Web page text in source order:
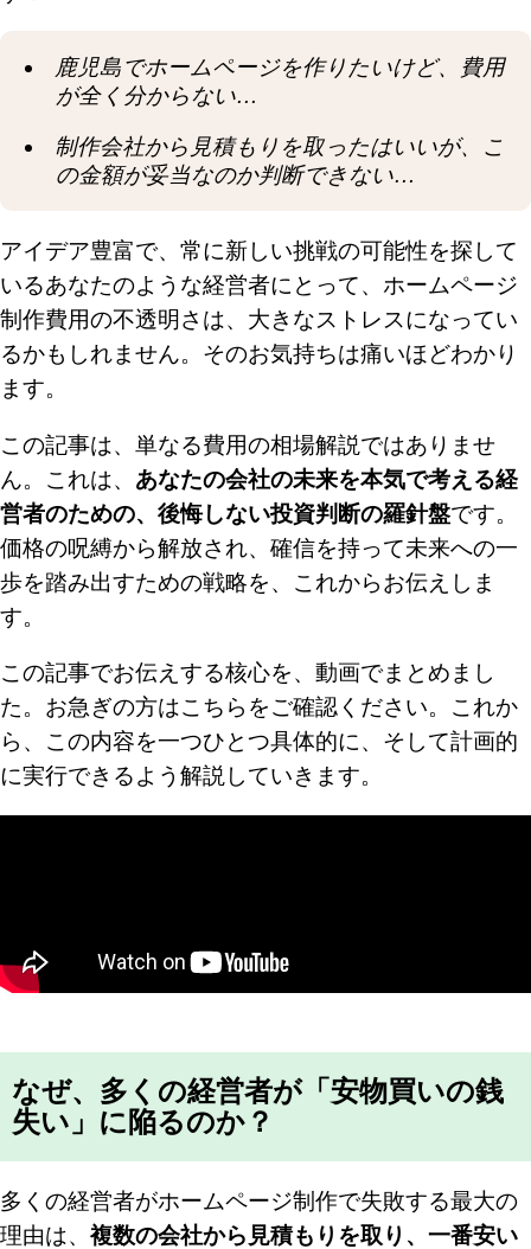
鹿児島でホームページを作りたいけど、費用
が全く分からない…
制作会社から見積もりを取ったはいいが、こ
の金額が妥当なのか判断できない…
アイデア豊富で、常に新しい挑戦の可能性を探して
いるあなたのような経営者にとって、ホームページ
制作費用の不透明さは、大きなストレスになってい
るかもしれません。そのお気持ちは痛いほどわかり
ます。
この記事は、単なる費用の相場解説ではありませ
ん。これは、 あなたの会社の未来を本気で考える経
営者のための、後悔しない投資判断の羅針盤です。
価格の呪縛から解放され、確信を持って未来への一
歩を踏み出すための戦略を、これからお伝えしま
す。
この記事でお伝えする核心を、動画でまとめまし
た。お急ぎの方はこちらをご確認ください。これか
ら、この内容を一つひとつ具体的に、そして計画的
に実行できるよう解説していきます。
なぜ、多くの経営者が「安物買いの銭
失い」に陥るのか？
多くの経営者がホームページ制作で失敗する最大の
理由は、 複数の会社から見積もりを取り、一番安い